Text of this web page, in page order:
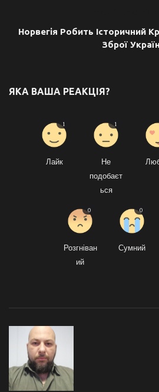
Норвегія Робить Історичний
Зброї
ЯКА ВАША РЕАКЦІЯ?
Лайк
1
Не
подобаєт
ься
1
Розгніван
ий
0
Сумний
0